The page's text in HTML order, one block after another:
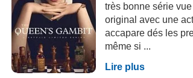
très bonne série
original avec une
accapare dés les
même si ...
Lire plus